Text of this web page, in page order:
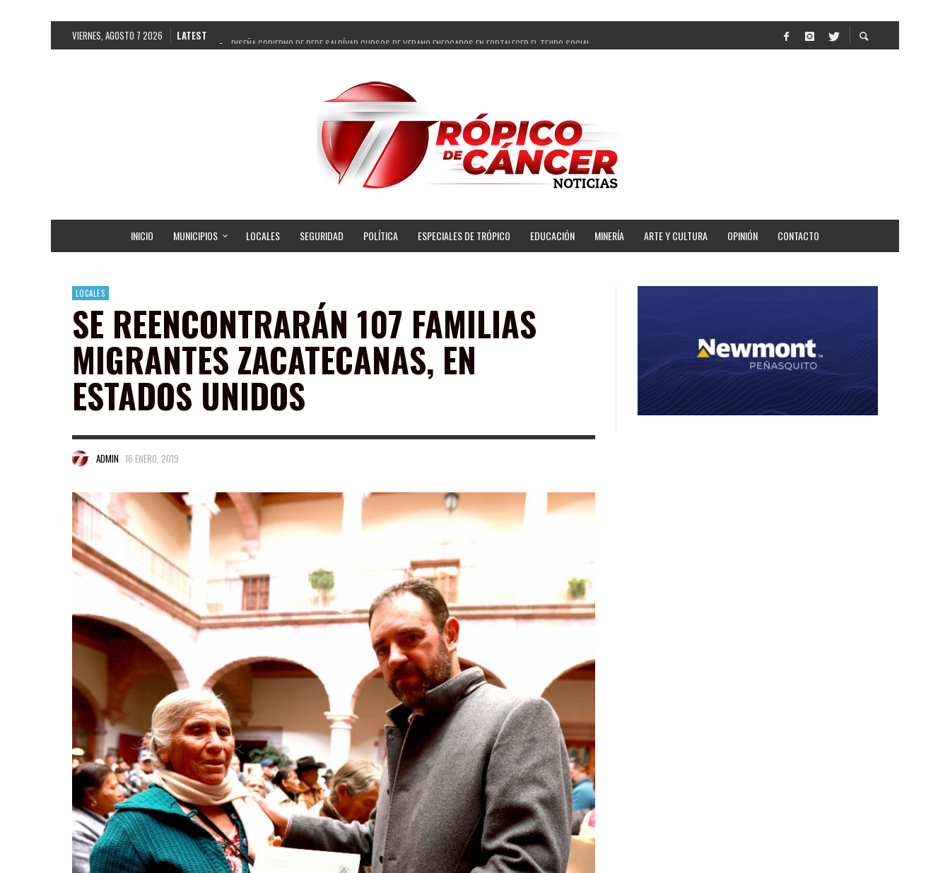
VIERNES, AGOSTO 7 2026 LATEST
DISEÑA GOBIERNO DE PEPE SALDÍVAR CURSOS DE VERANO ENFOCADOS EN FORTALECER EL TEJIDO SOCIAL
FORTALECE GOBIERNO DE PEPE SALDÍVAR LA EDUCACIÓN EN LA ZACATECANA CON COMODATO DE CENTRO DE BIENESTAR
GOBIERNO DE PEPE SALDÍVAR Y GRUPO FEMSA GENERAN MÁS DE 3 MIL EMPLEOS EN GUADALUPE
CUARTA FERIA EXPO AGROPECUARIA TRAJO BENEFICIO DIRECTO A GUADALUPE: PEPE SALDÍVAR
RECONOCE PEPE SALDÍVAR A ARTISTA ZACATECANA VICTORIA HERNÁNDEZ
SON MUJERES GUADALUPENSES PRINCIPALES BENEFICIADAS DEL PROGRAMA VIVIENDAS PARA EL BIENESTAR
INICIO MUNICIPIOS LOCALES SEGURIDAD POLÍTICA ESPECIALES DE TRÓPICO EDUCACIÓN MINERÍA ARTE Y CULTURA OPINIÓN CONTACTO
LOCALES
SE REENCONTRARÁN 107 FAMILIAS
MIGRANTES ZACATECANAS, EN
ESTADOS UNIDOS
ADMIN 16 ENERO, 2019